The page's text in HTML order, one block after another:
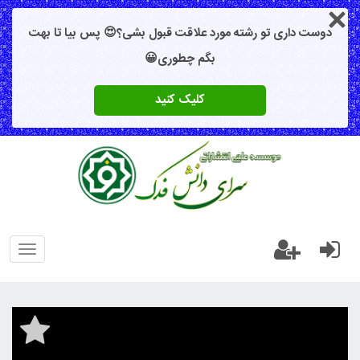
دوست داری تو رشته مورد علاقت قبول بشی؟😍 پس بیا تا بهت
بگم چطوری😀
کلیک کنید